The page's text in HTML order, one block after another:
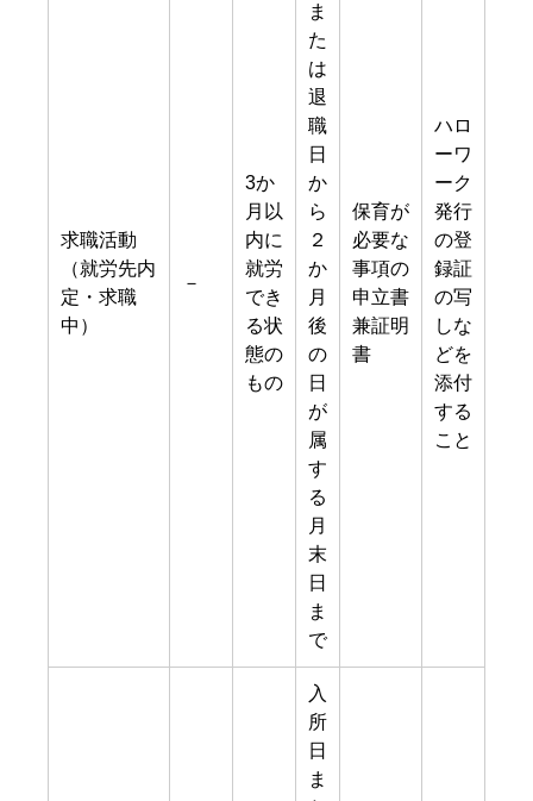
求職活動
（就労先内
定・求職
中）
－
3か
月以
内に
就労
でき
る状
態の
もの
ま
た
は
退
職
日
か
ら
２
か
月
後
の
日
が
属
す
る
月
末
日
ま
で
保育が
必要な
事項の
申立書
兼証明
書
ハロ
ーワ
ーク
発行
の登
録証
の写
しな
どを
添付
する
こと
入
所
日
ま